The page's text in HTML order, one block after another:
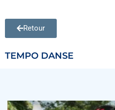
Retour
TEMPO DANSE